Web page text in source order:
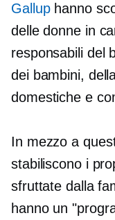
Galluphanno
delle donne in
responsabili del
dei bambini,
domestiche e
In mezzo a
stabiliscono i
sfruttate dalla
hanno un